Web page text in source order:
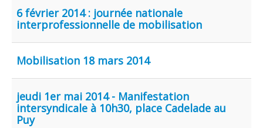
6 février 2014 : journée nationale
interprofessionnelle de mobilisation
Mobilisation 18 mars 2014
jeudi 1er mai 2014 - Manifestation
intersyndicale à 10h30, place Cadelade au
Puy